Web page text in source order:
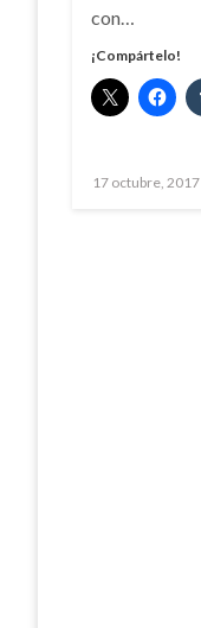
con…
¡Compártelo!
Publicado
17 octubre, 2017